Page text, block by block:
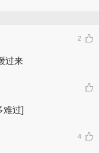
2
过来
难过]
4